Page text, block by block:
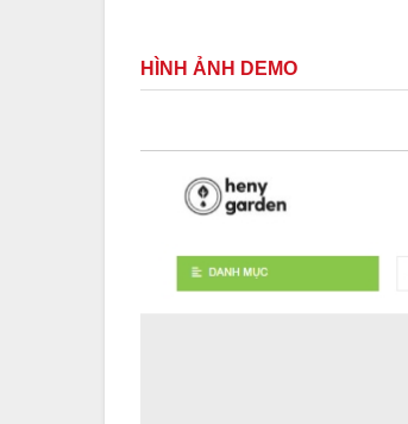
HÌNH ẢNH DEMO